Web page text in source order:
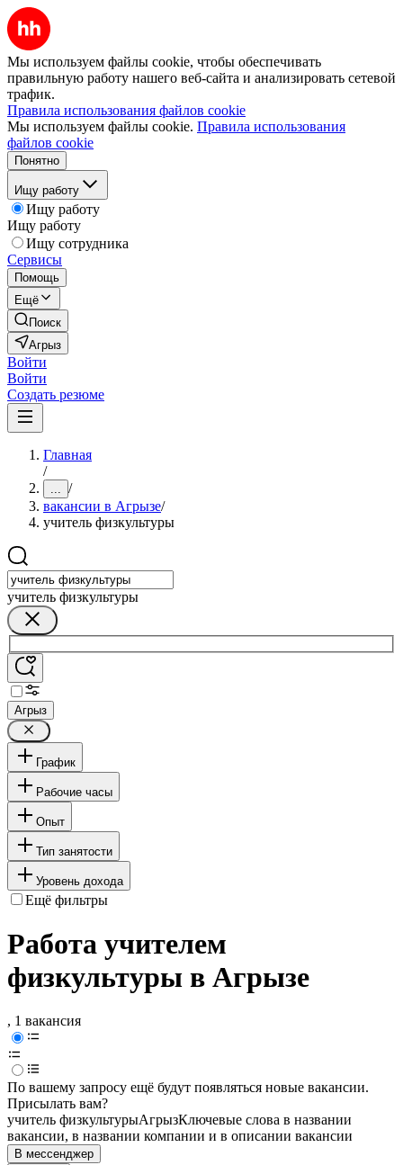
Мы используем файлы cookie, чтобы обеспечивать
правильную работу нашего веб-сайта и анализировать сетевой
трафик.
Правила использования файлов cookie
Мы используем файлы cookie. Правила использования
файлов cookie
Понятно
Ищу работу
Ищу работу
Ищу работу
Ищу сотрудника
Сервисы
Помощь
Ещё
Поиск
Агрыз
Войти
Войти
Создать резюме
Главная
/
... /
вакансии в Агрызе/
учитель физкультуры
учитель физкультуры
Агрыз
График
Рабочие часы
Опыт
Тип занятости
Уровень дохода
Ещё фильтры
Работа учителем
физкультуры в Агрызе
, 1 вакансия
По вашему запросу ещё будут появляться новые вакансии.
Присылать вам?
учитель физкультурыАгрызКлючевые слова в названии
вакансии, в названии компании и в описании вакансии
В мессенджер